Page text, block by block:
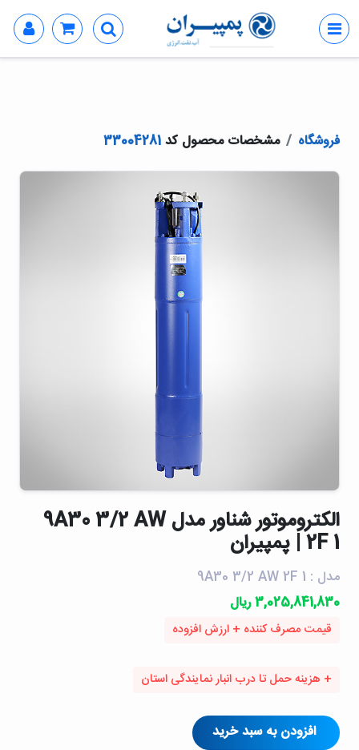
فروشگاه مشخصات محصول کد33004281
الكتروموتور شناور مدل 9A30 3/2 AW
2F 1 | پمپیران
مدل : 9A30 3/2 AW 2F 1
3,025,841,830 ریال
قیمت مصرف کننده + ارزش افزوده
+ هزینه حمل تا درب انبار نمایندگی استان
افزودن به سبد خرید